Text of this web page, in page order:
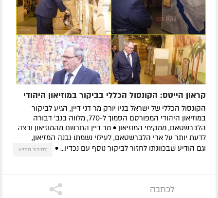
קראון הייטס: הקונסול הכללי בביקור במוזיאון היהודי
הקונסול הכללי של ישראל בניו יורק מר דני דיין, הגיע לביקור
במוזיאון היהודי המפורסם הסמוך ל-770, מלווה בגב' דבורה
הלברשטאם, ממקימי המוזיאון • מר דיין התרשם מהמוזיאון ורצה
לדעת יותר על ארי הלברשטאם, לעילוי נשמתו נבנה המזיאון,
וגם הודיע שבכוונתו לחזור לביקור נוסף עם נכדיו... •
לסיפור המלא
לכתבה